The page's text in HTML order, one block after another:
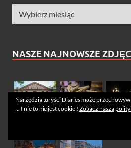
NASZE NAJNOWSZE
Narzędzia turyści Diaries może
... I nie to nie jest cookie ! Zobacz naszą